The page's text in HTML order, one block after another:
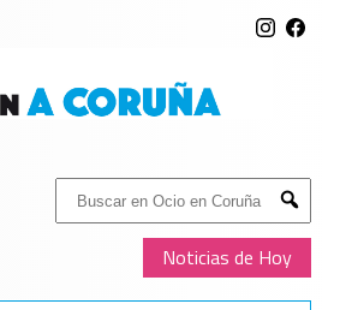
Buscar:
Submit
Noticias de Hoy